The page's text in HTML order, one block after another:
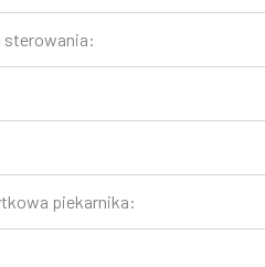
sterowania:
piekarnika: